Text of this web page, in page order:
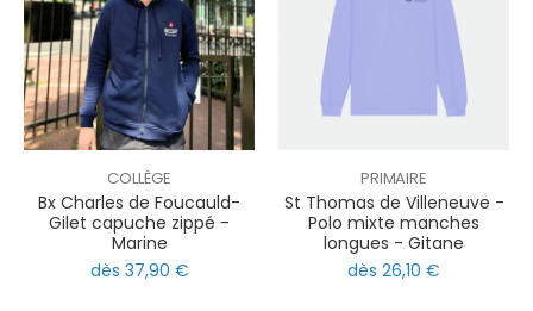
COLLÈGE
Bx Charles de Foucauld-
Gilet capuche zippé -
Marine
dès 37,90 €
PRIMAIRE
St Thomas de Villeneuve -
Polo mixte manches
longues - Gitane
dès 26,10 €